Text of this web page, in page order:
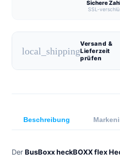
Sichere
SSL-
local_shipping
Versand &
Lieferzeit
prüfen
Beschreibung
Der BusBoxx heckBOXX flex